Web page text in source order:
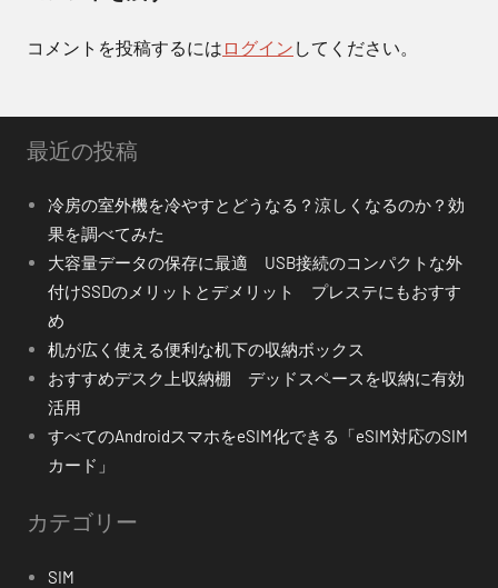
シ
ン
コメントを投稿するには ログイン してください。
最近の投稿
冷房の室外機を冷やすとどうなる？涼しくなるのか？効
果を調べてみた
大容量データの保存に最適 USB接続のコンパクトな外
付けSSDのメリットとデメリット プレステにもおすす
め
机が広く使える便利な机下の収納ボックス
おすすめデスク上収納棚 デッドスペースを収納に有効
活用
すべてのAndroidスマホをeSIM化できる「eSIM対応のSIM
カード」
カテゴリー
SIM